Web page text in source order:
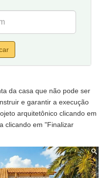
da casa que não pode ser
e garantir a execução
arquitetônico clicando em
clicando em "Finalizar